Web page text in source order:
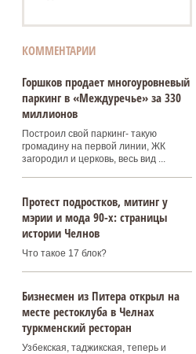
КОММЕНТАРИИ
Горшков продает многоуровневый
паркинг в «Междуречье» за 330
миллионов
Построил свой паркинг- такую
громадину на первой линии, ЖК
загородил и церковь, весь вид ...
Протест подростков, митинг у
мэрии и мода 90-х: страницы
истории Челнов
Что такое 17 блок?
Бизнесмен из Питера открыл на
месте рестоклуба в Челнах
туркменский ресторан
Узбекская, таджикская, теперь и